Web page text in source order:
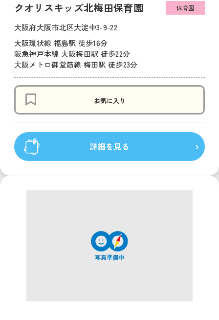
クオリスキッズ北梅田保育園 保育園
大阪府大阪市北区大淀中3-9-22
大阪環状線 福島駅 徒歩16分
阪急神戸本線 大阪梅田駅 徒歩22分
大阪メトロ御堂筋線 梅田駅 徒歩23分
お気に入り
詳細を見る